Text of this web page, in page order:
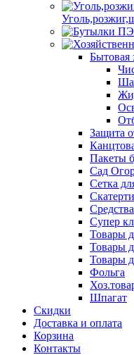
Бытовая
Защита
Пакеты
Сад
Сетка
Скатерти
Супер
Товары
Товары
Товары
Фольга
Шпагат
Скидки
Доставка и оплата
Корзина
Контакты